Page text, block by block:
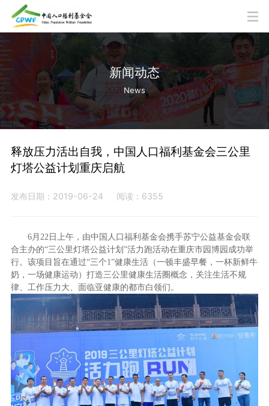
新闻动态
News
释放压力活出自我，中国人口福利基金会三公里
灯塔公益计划重庆启航
发布日期：2019-06-24 阅读：6355
6月22日上午，由中国人口福利基金会携手苏宁公益基金会联
合主办的“三公里灯塔公益计划”活力跑活动在重庆市园博园成功举
行。该项目旨在通过“三个1”健康生活（一顿丰盛早餐，一杯新鲜牛
奶，一场健康运动）打造三公里健康生活圈概念，关注生活不规
律、工作压力大、面临亚健康的都市白领们。